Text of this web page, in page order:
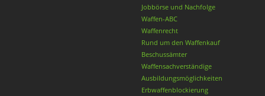
Jobbörse und Nachfolge
Waffen-ABC
Waffenrecht
Rund um den Waffenkauf
Beschussämter
Waffensachverständige
Ausbildungsmöglichkeiten
Erbwaffenblockierung